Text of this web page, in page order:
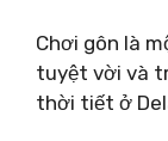
Chơi gôn là
tuyệt vời và
thời tiết ở